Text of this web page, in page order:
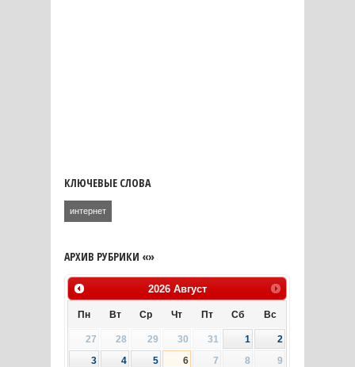
КЛЮЧЕВЫЕ СЛОВА
интернет
АРХИВ РУБРИКИ «»
2026 Август
Пн Вт Ср Чт Пт Сб Вс
27 28 29 30 31 1
2
3
4 5 6 7 8
9